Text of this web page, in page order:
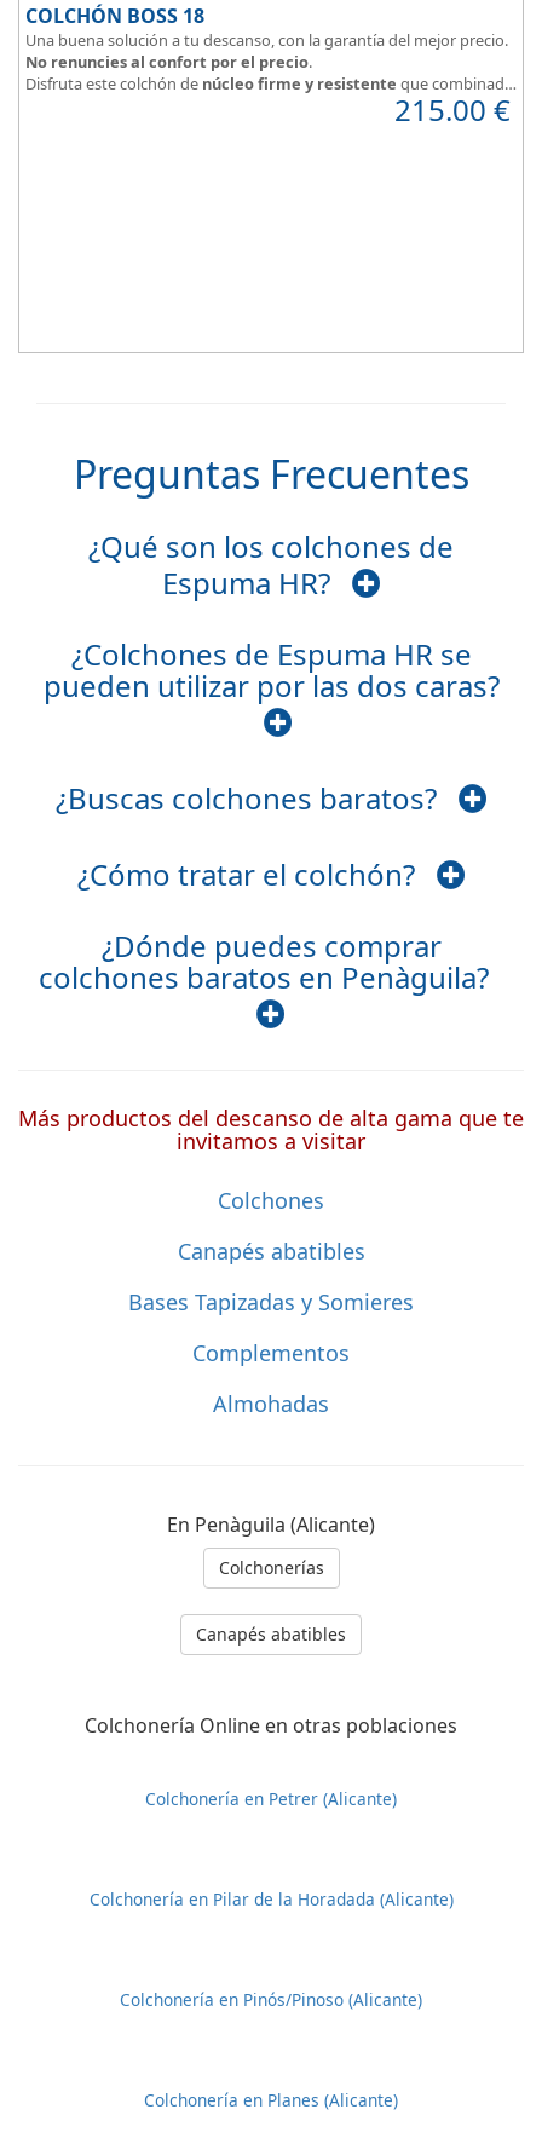
COLCHÓN BOSS 18
Una buena solución a tu descanso, con la garantía del mejor precio.
No renuncies al confort por el precio.
Disfruta este colchón de núcleo firme y resistente que combinado
con el material viscoelástico ViscoPlume en ambas caras y algodón
en cara de verano, consigue un descanso reparador y máximo
215.00 €
Preguntas Frecuentes
¿Qué son los colchones de
Espuma HR?
¿Colchones de Espuma HR se
pueden utilizar por las dos caras?
¿Buscas colchones baratos?
¿Cómo tratar el colchón?
¿Dónde puedes comprar
colchones baratos en Penàguila?
Más productos del descanso de alta gama que te
invitamos a visitar
Colchones
Canapés abatibles
Bases Tapizadas y Somieres
Complementos
Almohadas
En Penàguila (Alicante)
Colchonerías
Canapés abatibles
Colchonería Online en otras poblaciones
Colchonería en Petrer (Alicante)
Colchonería en Pilar de la Horadada (Alicante)
Colchonería en Pinós/Pinoso (Alicante)
Colchonería en Planes (Alicante)